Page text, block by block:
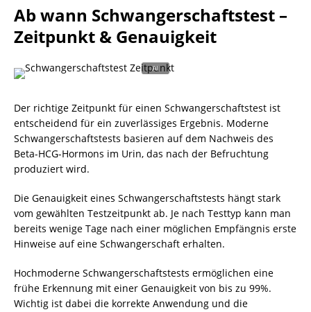
Ab wann Schwangerschaftstest –
Zeitpunkt & Genauigkeit
Der richtige Zeitpunkt für einen Schwangerschaftstest ist
entscheidend für ein zuverlässiges Ergebnis. Moderne
Schwangerschaftstests basieren auf dem Nachweis des
Beta-HCG-Hormons im Urin, das nach der Befruchtung
produziert wird.
Die Genauigkeit eines Schwangerschaftstests hängt stark
vom gewählten Testzeitpunkt ab. Je nach Testtyp kann man
bereits wenige Tage nach einer möglichen Empfängnis erste
Hinweise auf eine Schwangerschaft erhalten.
Hochmoderne Schwangerschaftstests ermöglichen eine
frühe Erkennung mit einer Genauigkeit von bis zu 99%.
Wichtig ist dabei die korrekte Anwendung und die